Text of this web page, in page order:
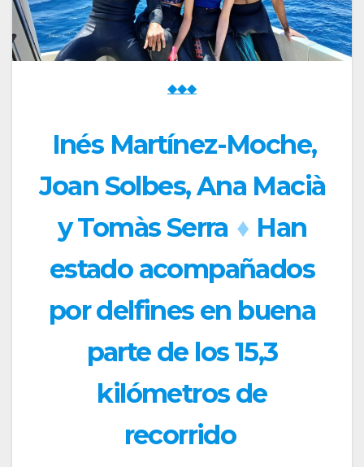
◆◆◆
Inés Martínez-Moche,
Joan Solbes, Ana Macià
y Tomàs Serra ♦ Han
estado acompañados
por delfines en buena
parte de los 15,3
kilómetros de
recorrido